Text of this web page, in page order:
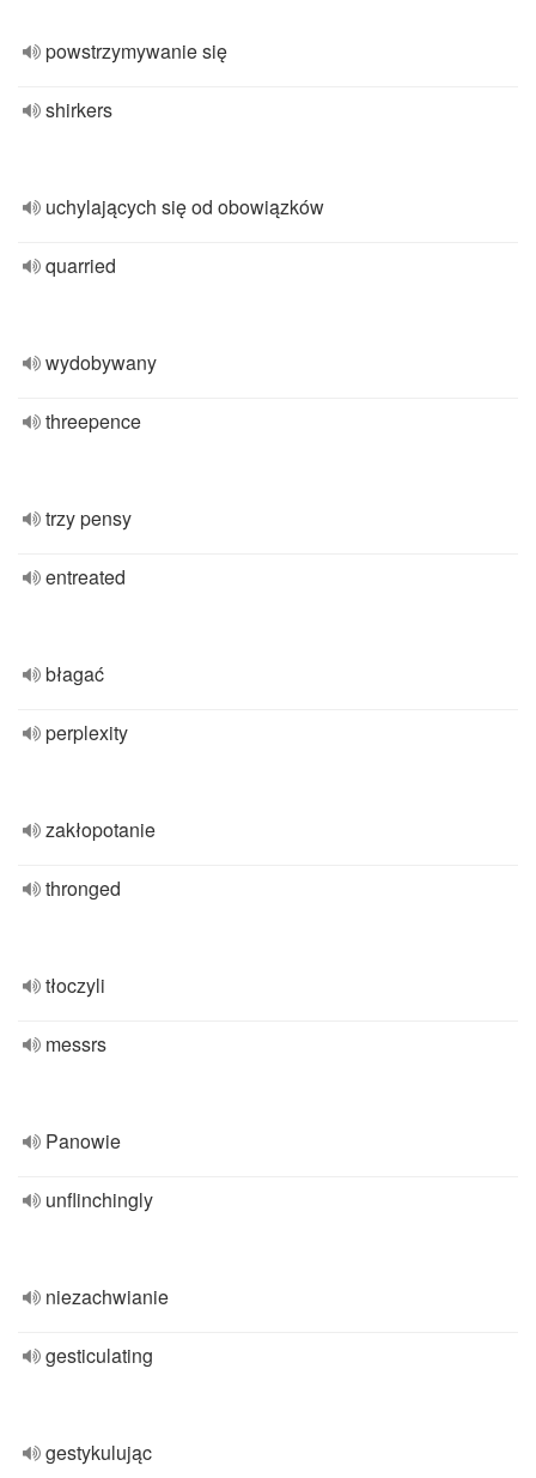
powstrzymywanie się
shirkers
uchylających się od obowiązków
quarried
wydobywany
threepence
trzy pensy
entreated
błagać
perplexity
zakłopotanie
thronged
tłoczyli
messrs
Panowie
unflinchingly
niezachwianie
gesticulating
gestykulując